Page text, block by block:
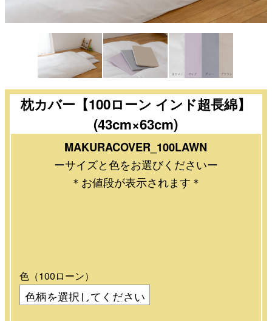
枕カバー【100ローン インド超長綿】
(43cm×63cm)
MAKURACOVER_100LAWN
ーサイズと色をお選びくださいー
＊お値段が表示されます＊
色（100ローン）